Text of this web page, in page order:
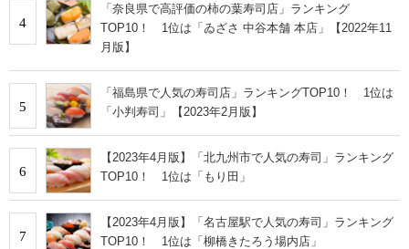
4
「奈良県で高評価の柿の葉寿司店」ランキング
TOP10！ 1位は「ゐざさ 中谷本舗 本店」【2022年11
月版】
5
「福島県で人気の寿司店」ランキングTOP10！ 1位は
「小判寿司」【2023年2月版】
6
【2023年4月版】「北九州市で人気の寿司」ランキング
TOP10！ 1位は「もり田」
7
【2023年4月版】「名古屋駅で人気の寿司」ランキング
TOP10！ 1位は「柳橋きたろう場内店」